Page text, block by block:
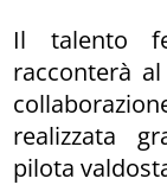
Il talento
racconterà
realizzata
pilota